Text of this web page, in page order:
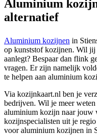
Aluminium
alternatief
Aluminium kozijnen in
op kunststof kozijnen. Wil
aanlegt? Bespaar dan flink
vragen. Er zijn namelijk
te helpen aan aluminium
Via kozijnkaart.nl ben je
bedrijven. Wil je meer
aluminium kozijn naar jouw
kozijnspecialisten uit je
voor aluminium kozijnen in